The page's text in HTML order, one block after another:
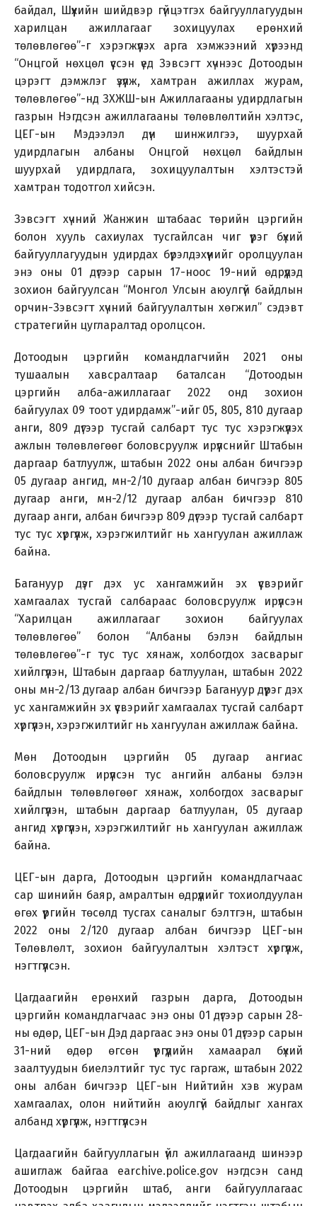
байдал, Шүүхийн шийдвэр гүйцэтгэх байгууллагуудын
харилцан ажиллагааг зохицуулах ерөнхий
төлөвлөгөө”-г хэрэгжүүлэх арга хэмжээний хүрээнд
“Онцгой нөхцөл үүссэн үед Зэвсэгт хүчнээс Дотоодын
цэрэгт дэмжлэг үзүүлж, хамтран ажиллах журам,
төлөвлөгөө”-нд ЗХЖШ-ын Ажиллагааны удирдлагын
газрын Нэгдсэн ажиллагааны төлөвлөлтийн хэлтэс,
ЦЕГ-ын Мэдээлэл дүн шинжилгээ, шуурхай
удирдлагын албаны Онцгой нөхцөл байдлын
шуурхай удирдлага, зохицуулалтын хэлтэстэй
хамтран тодотгол хийсэн.
Зэвсэгт хүчний Жанжин штабаас төрийн цэргийн
болон хууль сахиулах тусгайлсан чиг үүрэг бүхий
байгууллагуудын удирдах бүрэлдэхүүнийг оролцуулан
энэ оны 01 дүгээр сарын 17-ноос 19-ний өдрүүдэд
зохион байгуулсан “Монгол Улсын аюулгүй байдлын
орчин-Зэвсэгт хүчний байгуулалтын хөгжил” сэдэвт
стратегийн цугларалтад оролцсон.
Дотоодын цэргийн командлагчийн 2021 оны
тушаалын хавсралтаар баталсан “Дотоодын
цэргийн алба-ажиллагааг 2022 онд зохион
байгуулах 09 тоот удирдамж”-ийг 05, 805, 810 дугаар
анги, 809 дүгээр тусгай салбарт тус тус хэрэгжүүлэх
ажлын төлөвлөгөөг боловсруулж ирүүлснийг Штабын
даргаар батлуулж, штабын 2022 оны албан бичгээр
05 дугаар ангид, мн-2/10 дугаар албан бичгээр 805
дугаар анги, мн-2/12 дугаар албан бичгээр 810
дугаар анги, албан бичгээр 809 дүгээр тусгай салбарт
тус тус хүргүүлж, хэрэгжилтийг нь хангуулан ажиллаж
байна.
Багануур дүэг дэх ус хангамжийн эх үүсвэрийг
хамгаалах тусгай салбараас боловсруулж ирүүлсэн
“Харилцан ажиллагааг зохион байгуулах
төлөвлөгөө” болон “Албаны бэлэн байдлын
төлөвлөгөө”-г тус тус хянаж, холбогдох засварыг
хийлгүүлэн, Штабын даргаар батлуулан, штабын 2022
оны мн-2/13 дугаар албан бичгээр Багануур дүүрэг дэх
ус хангамжийн эх үүсвэрийг хамгаалах тусгай салбарт
хүргүүлэн, хэрэгжилтийг нь хангуулан ажиллаж байна.
Мөн Дотоодын цэргийн 05 дугаар ангиас
боловсруулж ирүүлсэн тус ангийн албаны бэлэн
байдлын төлөвлөгөөг хянаж, холбогдох засварыг
хийлгүүлэн, штабын даргаар батлуулан, 05 дугаар
ангид хүргүүлэн, хэрэгжилтийг нь хангуулан ажиллаж
байна.
ЦЕГ-ын дарга, Дотоодын цэргийн командлагчаас
сар шинийн баяр, амралтын өдрүүдийг тохиолдуулан
өгөх үүргийн төсөлд тусгах саналыг бэлтгэн, штабын
2022 оны 2/120 дугаар албан бичгээр ЦЕГ-ын
Төлөвлөлт, зохион байгуулалтын хэлтэст хүргүүлж,
нэгтгүүлсэн.
Цагдаагийн ерөнхий газрын дарга, Дотоодын
цэргийн командлагчаас энэ оны 01 дүгээр сарын 28-
ны өдөр, ЦЕГ-ын Дэд даргаас энэ оны 01 дүгээр сарын
31-ний өдөр өгсөн үүргүүдийн хамаарал бүхий
заалтуудын биелэлтийг тус тус гаргаж, штабын 2022
оны албан бичгээр ЦЕГ-ын Нийтийн хэв журам
хамгаалах, олон нийтийн аюулгүй байдлыг хангах
албанд хүргүүлж, нэгтгүүлсэн
Цагдаагийн байгууллагын үйл ажиллагаанд шинээр
ашиглаж байгаа earchive.police.gov нэгдсэн санд
Дотоодын цэргийн штаб, анги байгууллагаас